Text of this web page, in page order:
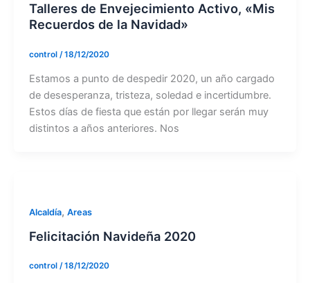
Talleres de Envejecimiento Activo, «Mis
Recuerdos de la Navidad»
control /18/12/2020
Estamos a punto de despedir 2020, un año cargado
de desesperanza, tristeza, soledad e incertidumbre.
Estos días de fiesta que están por llegar serán muy
distintos a años anteriores. Nos
Alcaldía, Areas
Felicitación Navideña 2020
control /18/12/2020